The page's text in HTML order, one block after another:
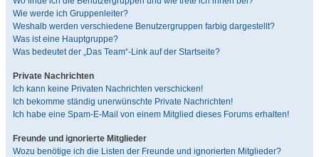
Wie werde ich Gruppenleiter?
Weshalb werden verschiedene Benutzergruppen farbig dargestellt?
Was ist eine Hauptgruppe?
Was bedeutet der „Das Team“-Link auf der Startseite?
Private Nachrichten
Ich kann keine Privaten Nachrichten verschicken!
Ich bekomme ständig unerwünschte Private Nachrichten!
Ich habe eine Spam-E-Mail von einem Mitglied dieses Forums erhalten!
Freunde und ignorierte Mitglieder
Wozu benötige ich die Listen der Freunde und ignorierten Mitglieder?